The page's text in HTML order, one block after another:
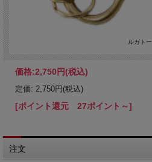
ルガトー
価格:2,750円(税込)
定価: 2,750円(税込)
[ポイント還元 27ポイント～]
注文